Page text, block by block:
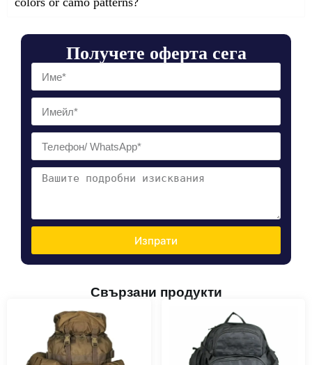
Получете оферта сега
Изпрати
Свързани продукти